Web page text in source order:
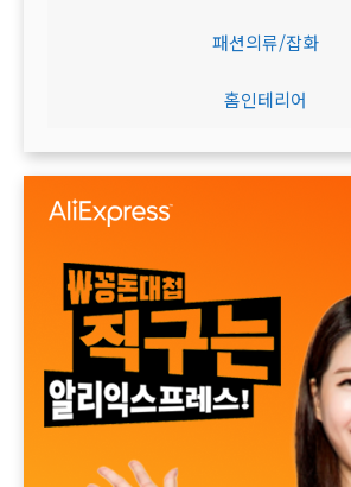
패션의류/잡화
홈인테리어